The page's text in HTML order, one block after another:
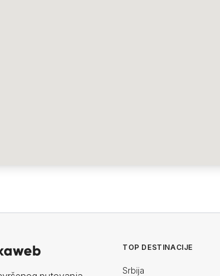
TOP DESTINACIJE
Srbija